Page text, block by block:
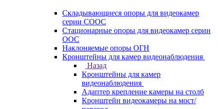
Складывающиеся опоры для видеокамер
серии СООС
Стационарные опоры для видеокамер серии
ООС
Наклоняемые опоры ОГН
Кронштейны для камер видеонаблюдения
Назад
Кронштейны для камер
видеонаблюдения
Адаптер крепление камеры на столб
Кронштейн видеокамеры на мост/